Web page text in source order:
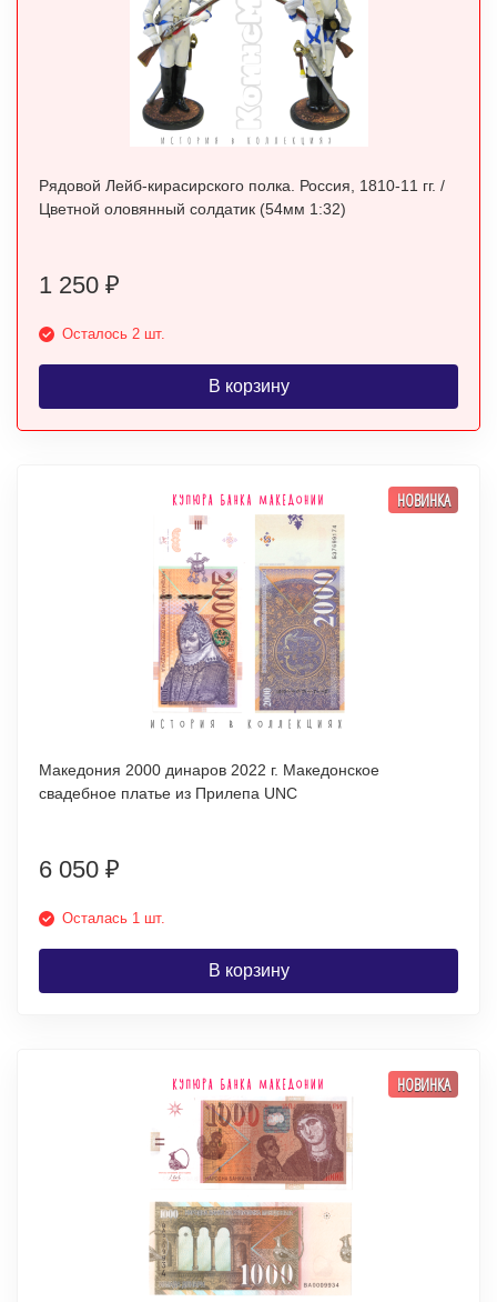
Рядовой Лейб-кирасирского полка. Россия, 1810-11 гг. /
Цветной оловянный солдатик (54мм 1:32)
1 250 ₽
Осталось 2 шт.
В корзину
НОВИНКА
Македония 2000 динаров 2022 г. Македонское
свадебное платье из Прилепа UNC
6 050 ₽
Осталась 1 шт.
В корзину
НОВИНКА